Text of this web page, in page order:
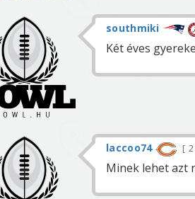
southmiki
Két éves
laccoo74 2
Minek lehet azt